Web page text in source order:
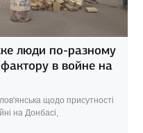
люди по-разному
в войне на
щодо присутності
на Донбасі,